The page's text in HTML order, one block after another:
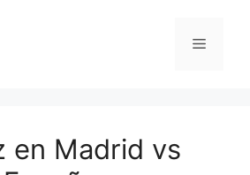
Menú
en Madrid vs